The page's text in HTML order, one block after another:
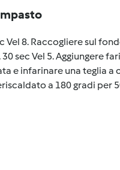
Vel 8. Raccogliere sul
sec Vel 5. Aggiungere
e infarinare una teglia
a 180 gradi per